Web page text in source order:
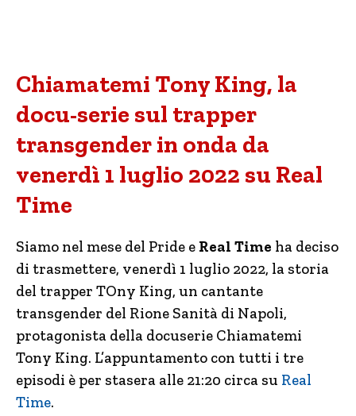
Chiamatemi Tony King, la
docu-serie sul trapper
transgender in onda da
venerdì 1 luglio 2022 su Real
Time
Siamo nel mese del Pride e Real Time ha deciso
di trasmettere, venerdì 1 luglio 2022, la storia
del trapper TOny King, un cantante
transgender del Rione Sanità di Napoli,
protagonista della docuserie Chiamatemi
Tony King. L’appuntamento con tutti i tre
episodi è per stasera alle 21:20 circa su Real
Time.